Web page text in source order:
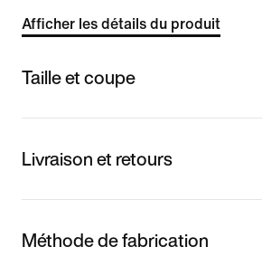
Afficher les détails du produit
Taille et coupe
Livraison et retours
Méthode de fabrication